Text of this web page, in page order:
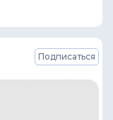
Подписаться